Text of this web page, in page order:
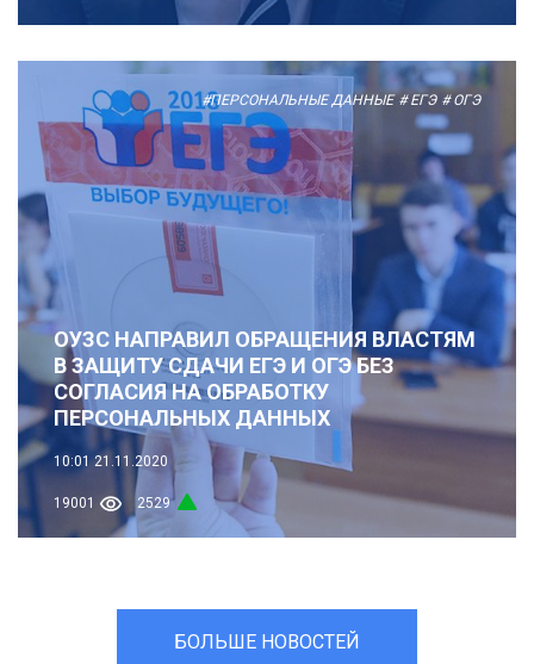
#ПЕРСОНАЛЬНЫЕ ДАННЫЕ # ЕГЭ # ОГЭ
ОУЗС НАПРАВИЛ ОБРАЩЕНИЯ ВЛАСТЯМ
В ЗАЩИТУ СДАЧИ ЕГЭ И ОГЭ БЕЗ
СОГЛАСИЯ НА ОБРАБОТКУ
ПЕРСОНАЛЬНЫХ ДАННЫХ
10:01 21.11.2020
19001 2529
БОЛЬШЕ НОВОСТЕЙ